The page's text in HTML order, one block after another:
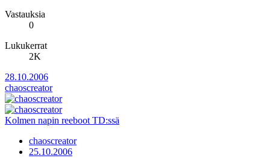
Vastauksia
0
Lukukerrat
2K
28.10.2006
chaoscreator
Kolmen napin reeboot TD:ssä
chaoscreator
25.10.2006